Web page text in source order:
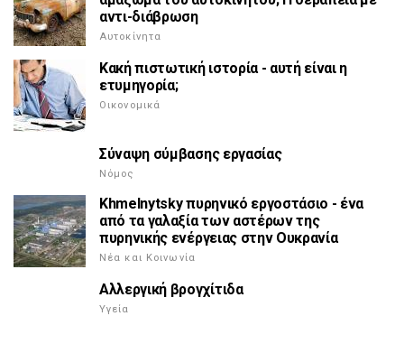
αντι-διάβρωση
Αυτοκίνητα
Κακή πιστωτική ιστορία - αυτή είναι η
ετυμηγορία;
Οικονομικά
Σύναψη σύμβασης εργασίας
Νόμος
Khmelnytsky πυρηνικό εργοστάσιο - ένα
από τα γαλαξία των αστέρων της
πυρηνικής ενέργειας στην Ουκρανία
Νέα και Κοινωνία
Αλλεργική βρογχίτιδα
Υγεία